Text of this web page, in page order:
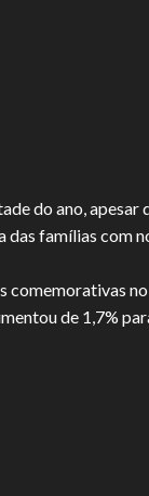
do ano,
das famílias com
de 1,7%